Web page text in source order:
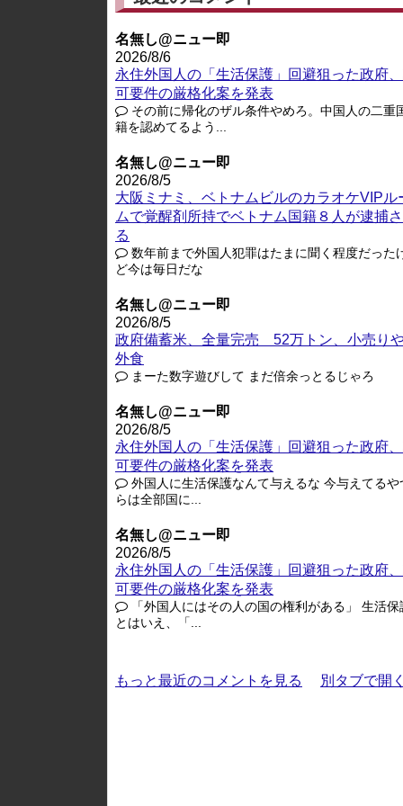
名無し@ニュー即
2026/8/6
永住外国人の「生活保護」回避狙った政府
可要件の厳格化案を発表
その前に帰化のザル条件やめろ。中国人の二重
籍を認めてるよう...
名無し@ニュー即
2026/8/5
大阪ミナミ、ベトナムビルのカラオケVIPル
ムで覚醒剤所持でベトナム国籍８人が逮捕
る
数年前まで外国人犯罪はたまに聞く程度だった
ど今は毎日だな
名無し@ニュー即
2026/8/5
政府備蓄米、全量完売 52万トン、小売り
外食
まーた数字遊びして まだ倍余っとるじゃろ
名無し@ニュー即
2026/8/5
永住外国人の「生活保護」回避狙った政府
可要件の厳格化案を発表
外国人に生活保護なんて与えるな 今与えてるや
らは全部国に...
名無し@ニュー即
2026/8/5
永住外国人の「生活保護」回避狙った政府
可要件の厳格化案を発表
「外国人にはその人の国の権利がある」 生活保
とはいえ、「...
もっと最近のコメントを見る 別タブで開く